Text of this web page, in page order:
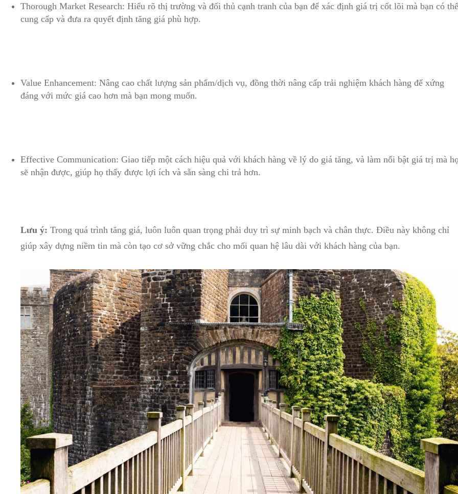
Thorough Market Research: Hiểu rõ⁤ thị ​trường và đối‌ thủ ⁣cạnh‍ tranh của bạn ⁣để xác định‍ giá trị cốt lõi mà bạn có thể
cung cấp và đưa ra quyết ⁤định tăng giá ⁤phù hợp.
Value⁢ Enhancement:​ Nâng cao chất lượng sản phẩm/dịch vụ, ⁣đồng thời nâng cấp trải nghiệm khách hàng ‌để xứng
đáng với mức giá cao hơn mà bạn mong muốn.
Effective Communication: Giao tiếp⁤ một cách ‍hiệu quả với‍ khách hàng về lý do ⁤giá⁤ tăng, và làm nổi bật ‌giá⁢ trị mà‍
sẽ nhận được, giúp họ thấy được​ lợi⁣ ích và sẵn sàng ‌chi trả hơn.
Lưu ý: Trong quá trình​ tăng ‌giá,‌ luôn⁤ luôn quan trọng phải duy trì sự minh bạch và chân thực. Điều này không chỉ
giúp xây dựng niềm tin mà ​còn tạo cơ sở vững chắc cho⁤ mối quan hệ lâu⁢ dài với khách hàng của ‍bạn.